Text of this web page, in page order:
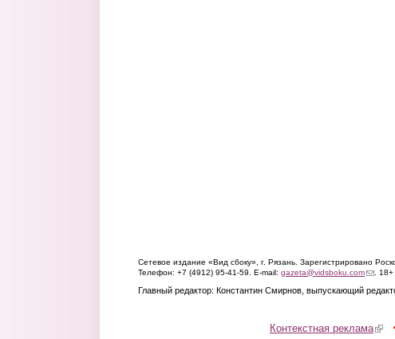
Сетевое издание «Вид сбоку», г. Рязань. Зарегистрировано
Телефон: +7 (4912) 95-41-59. E-mail: gazeta@vidsboku.com(link. 18+
Главный редактор: Константин Смирнов, выпускающий
Контекстная реклама(link